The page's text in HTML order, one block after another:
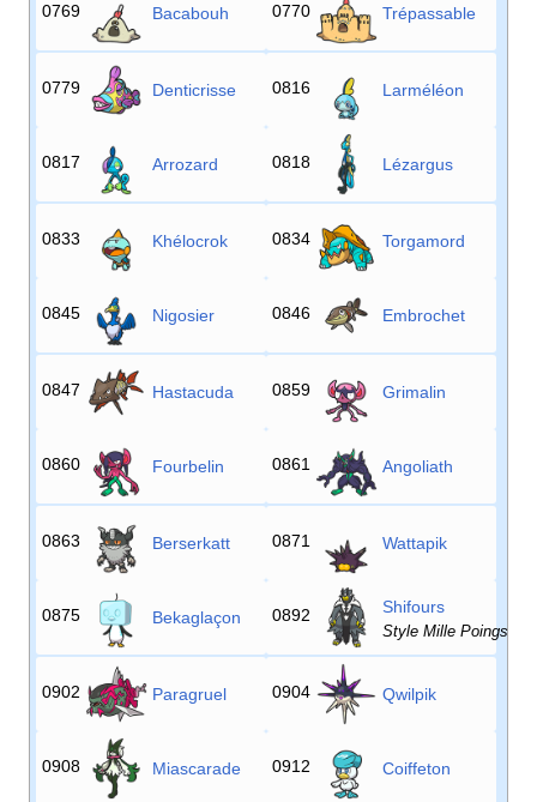
0769 Bacabouh 0770 Trépassable
0779 Denticrisse 0816 Larméléon
0817 Arrozard 0818 Lézargus
0833 Khélocrok 0834 Torgamord
0845 Nigosier 0846 Embrochet
0847 Hastacuda 0859 Grimalin
0860 Fourbelin 0861 Angoliath
0863 Berserkatt 0871 Wattapik
0875 Bekaglaçon 0892 Shifours
Style Mille Poings
0902 Paragruel 0904 Qwilpik
0908 Miascarade 0912 Coiffeton